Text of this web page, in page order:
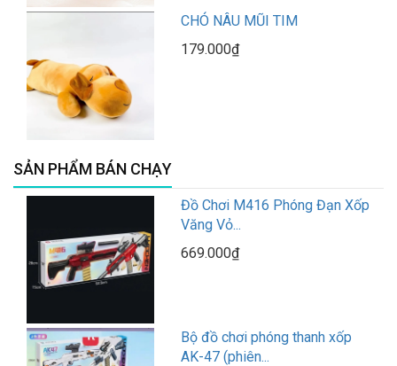
CHÓ NÂU MŨI TIM
179.000₫
SẢN PHẨM BÁN CHẠY
Đồ Chơi M416 Phóng Đạn Xốp
Văng Vỏ...
669.000₫
Bộ đồ chơi phóng thanh xốp
AK-47 (phiên...